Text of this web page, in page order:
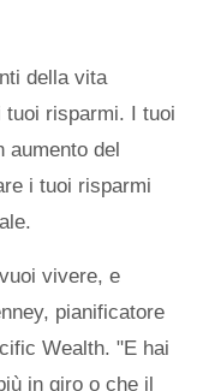
della vita
risparmi. I tuoi
aumento del
i tuoi risparmi
vivere, e
pianificatore
Wealth. "E hai
in giro o che il